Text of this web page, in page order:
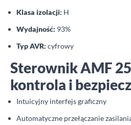
Klasa izolacji: H
Wydajność: 93%
Typ AVR: cyfrowy
Sterownik AMF 25
kontrola i
Intuicyjny interfejs graficzny
Automatyczne przełączanie